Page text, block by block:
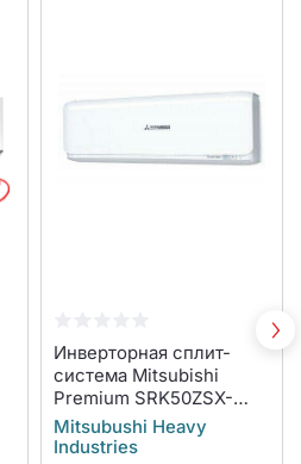
Инверторная сплит-
система Mitsubishi
Premium SRK50ZSX-
WB/SRC50ZSX-W
(contrast)
Mitsubushi Heavy
Industries